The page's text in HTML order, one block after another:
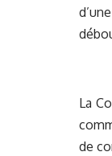
La
de